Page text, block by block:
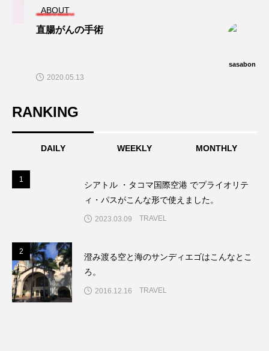
ABOUT
直腸がんの手術
sasabon
2020.05.13
RANKING
DAILY WEEKLY MONTHLY
1
シアトル ・タコマ国際空港 でプライオリテ
ィ・パスがこんな形で使えました。
2023.03.09 TRAVEL
2
澄み渡る空と海のサンディエゴはこんなとこ
ろ。
2016.12.16 TRAVEL